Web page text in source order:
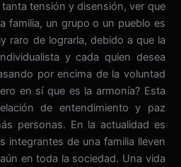
tensión y disensión, ver que
familia, un grupo o un pueblo es
raro de lograrla, debido a que la
y cada quien desea
por encima de la voluntad
en sí que es la armonía? Esta
de entendimiento y paz
personas. En la actualidad es
integrantes de una familia lleven
en toda la sociedad. Una vida